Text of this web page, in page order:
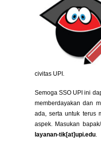
civitas UPI.
Semoga SSO UPI ini
memberdayakan dan
ada, serta untuk terus
aspek. Masukan
layanan-tik[at]upi.edu.